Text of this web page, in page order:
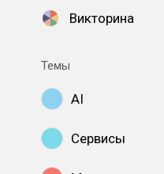
Викторина
Темы
AI
Сервисы